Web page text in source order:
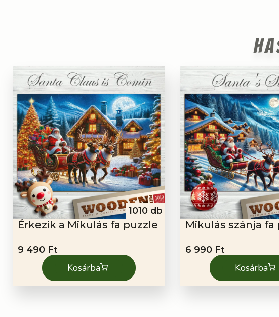
1010 db
Érkezik a Mikulás fa puzzle
9 490 Ft
Kosárba
Mikulás szánja fa
6 990 Ft
Kosárba